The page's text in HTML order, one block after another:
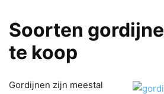
Soorten
te koop
Gordijnen zijn meestal